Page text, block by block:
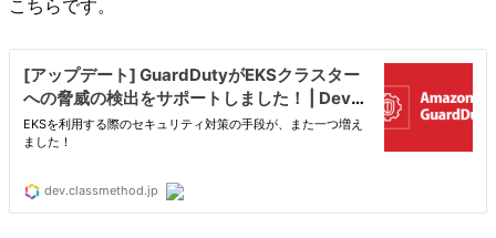
こちらです。